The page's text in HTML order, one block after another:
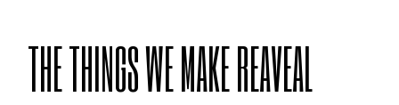
THE THINGS WE MAKE REAVEAL